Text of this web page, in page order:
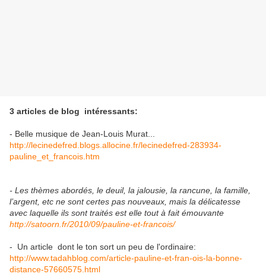
3 articles de blog intéressants:
- Belle musique de Jean-Louis Murat...
http://lecinedefred.blogs.allocine.fr/lecinedefred-283934-
pauline_et_francois.htm
- Les thèmes abordés, le deuil, la jalousie, la rancune, la famille,
l’argent, etc ne sont certes pas nouveaux, mais la délicatesse
avec laquelle ils sont traités est elle tout à fait émouvante
http://satoorn.fr/2010/09/pauline-et-francois/
- Un article dont le ton sort un peu de l'ordinaire:
http://www.tadahblog.com/article-pauline-et-fran-ois-la-bonne-
distance-57660575.html